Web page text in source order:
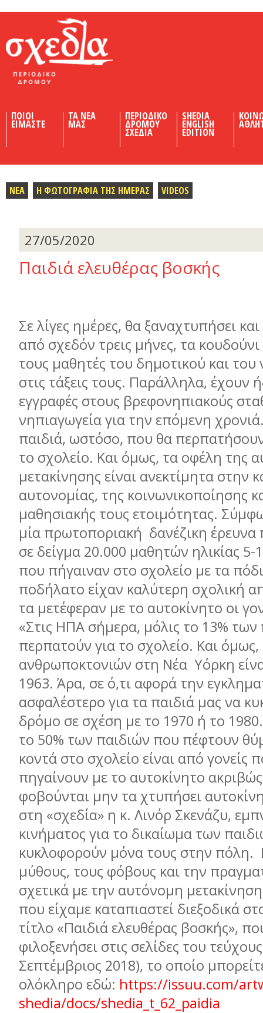
ΠΟΙΟΙ
ΕΙΜΑΣΤΕ
ΤΑ ΝΕΑ
ΜΑΣ
ΠΕΡΙΟΔΙΚΟ
ΔΡΟΜΟΥ
ΣΧΕΔΙΑ
SHEDIA
ENGLISH
EDITION
ΝΕΑ Η ΦΩΤΟΓΡΑΦΙΑ ΤΗΣ ΗΜΕΡΑΣ VIDEOS
27/05/2020
Παιδιά ελευθέρας βοσκής
Σε λίγες ημέρες, θα ξαναχτυπήσει
από σχεδόν τρεις μήνες, τα
τους μαθητές του δημοτικού και του
στις τάξεις τους. Παράλληλα, έχουν
εγγραφές στους βρεφονηπιακούς
νηπιαγωγεία για την επόμενη
παιδιά, ωστόσο, που θα
το σχολείο. Και όμως, τα οφέλη της
μετακίνησης είναι ανεκτίμητα στην
αυτονομίας, της κοινωνικοποίησης
μαθησιακής τους ετοιμότητας.
μία πρωτοποριακή δανέζικη έρευνα
σε δείγμα 20.000 μαθητών ηλικίας 5-
που πήγαιναν στο σχολείο με τα
ποδήλατο είχαν καλύτερη σχολική
τα μετέφεραν με το αυτοκίνητο οι
«Στις ΗΠΑ σήμερα, μόλις το 13% των
περπατούν για το σχολείο. Και όμως,
ανθρωποκτονιών στη Νέα Υόρκη
1963. Άρα, σε ό,τι αφορά την
ασφαλέστερο για τα παιδιά μας να
δρόμο σε σχέση με το 1970 ή το
το 50% των παιδιών που πέφτουν
κοντά στο σχολείο είναι από γονείς
πηγαίνουν με το αυτοκίνητο
φοβούνται μην τα χτυπήσει
στη «σχεδία» η κ. Λινόρ Σκενάζυ,
κινήματος για το δικαίωμα των
κυκλοφορούν μόνα τους στην πόλη.
μύθους, τους φόβους και την
σχετικά με την αυτόνομη
που είχαμε καταπιαστεί διεξοδικά
τίτλο «Παιδιά ελευθέρας βοσκής»,
φιλοξενήσει στις σελίδες του
Σεπτέμβριος 2018), το οποίο
ολόκληρο εδώ: https://issuu.com/
shedia/docs/shedia_t_62_paidia